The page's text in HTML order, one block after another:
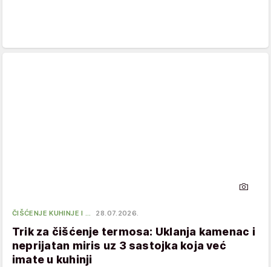
ČIŠĆENJE KUHINJE I … 28.07.2026.
Trik za čišćenje termosa: Uklanja kamenac i
neprijatan miris uz 3 sastojka koja već
imate u kuhinji